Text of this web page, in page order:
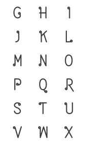
G
H
I
J
K
L
M
N
O
P
Q
R
S
T
U
V
W
X